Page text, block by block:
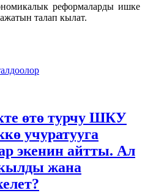
реформаларды ишке
талап кылат.
өтө турчу ШКУ
учуратууга
экенин айтты. Ал
жана